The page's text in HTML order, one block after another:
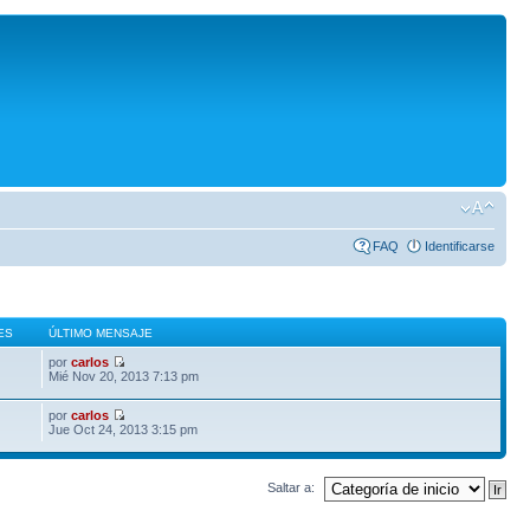
FAQ Identificarse
ÚLTIMO MENSAJE
porcarlos
Mié Nov 20, 2013 7:13 pm
porcarlos
Jue Oct 24, 2013 3:15 pm
Saltar a: